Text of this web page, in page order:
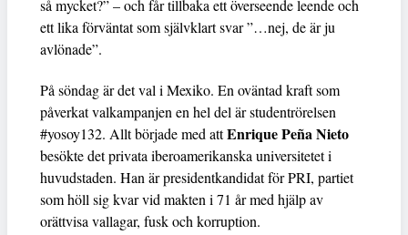
så mycket?” – och får tillbaka ett överseende leende och
ett lika förväntat som självklart svar ”…nej, de är ju
avlönade”.
På söndag är det val i Mexiko. En oväntad kraft som
påverkat valkampanjen en hel del är studentrörelsen
#yosoy132. Allt började med attEnrique Peña Nieto
besökte det privata iberoamerikanska universitetet i
huvudstaden. Han är presidentkandidat för PRI, partiet
som höll sig kvar vid makten i 71 år med hjälp av
orättvisa vallagar, fusk och korruption.